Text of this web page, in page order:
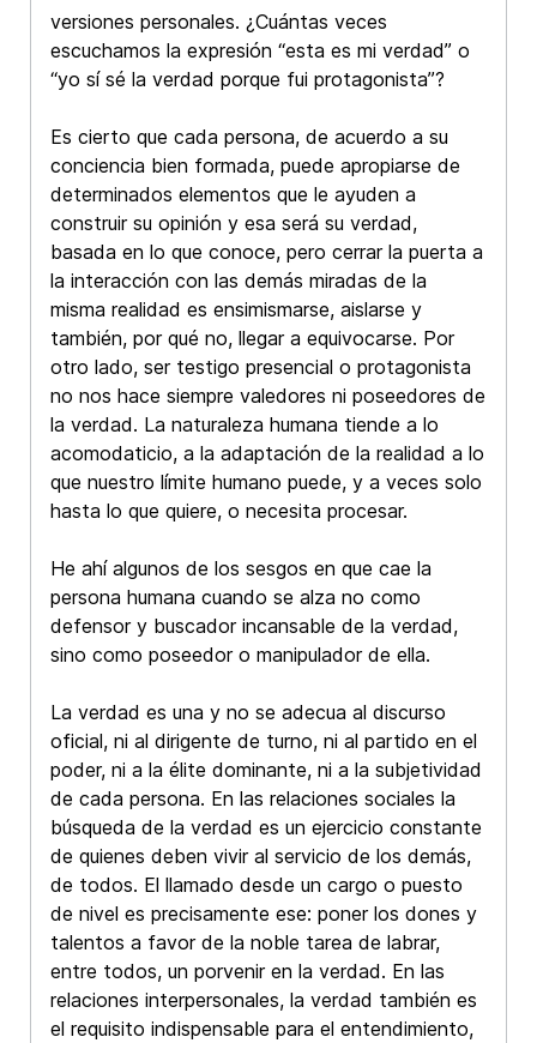
versiones personales. ¿Cuántas veces
escuchamos la expresión “esta es mi verdad” o
“yo sí sé la verdad porque fui protagonista”?
Es cierto que cada persona, de acuerdo a su
conciencia bien formada, puede apropiarse de
determinados elementos que le ayuden a
construir su opinión y esa será su verdad,
basada en lo que conoce, pero cerrar la puerta a
la interacción con las demás miradas de la
misma realidad es ensimismarse, aislarse y
también, por qué no, llegar a equivocarse. Por
otro lado, ser testigo presencial o protagonista
no nos hace siempre valedores ni poseedores de
la verdad. La naturaleza humana tiende a lo
acomodaticio, a la adaptación de la realidad a lo
que nuestro límite humano puede, y a veces solo
hasta lo que quiere, o necesita procesar.
He ahí algunos de los sesgos en que cae la
persona humana cuando se alza no como
defensor y buscador incansable de la verdad,
sino como poseedor o manipulador de ella.
La verdad es una y no se adecua al discurso
oficial, ni al dirigente de turno, ni al partido en el
poder, ni a la élite dominante, ni a la subjetividad
de cada persona. En las relaciones sociales la
búsqueda de la verdad es un ejercicio constante
de quienes deben vivir al servicio de los demás,
de todos. El llamado desde un cargo o puesto
de nivel es precisamente ese: poner los dones y
talentos a favor de la noble tarea de labrar,
entre todos, un porvenir en la verdad. En las
relaciones interpersonales, la verdad también es
el requisito indispensable para el entendimiento,